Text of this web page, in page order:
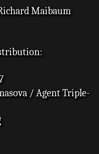
Maibaum
/ Agent Triple-